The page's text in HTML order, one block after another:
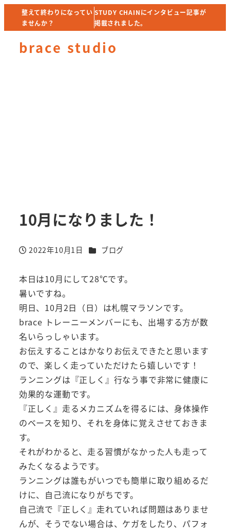
整えて終わりになってい
ませんか？
STUDY CHAINにインタビュー記事が
掲載されました。
brace studio
整えて終わりになってい
ませんか？
STUDY CHAINにインタビュー記事が
掲載されました。
10月になりました！
投稿日
2022年10月1日 カテゴリー
ブログ
本日は10月にして28℃です。
暑いですね。
明日、10月2日（日）は札幌マラソンです。
brace トレーニーメンバーにも、出場する方が数
名いらっしゃいます。
お伝えすることはかなりお伝えできたと思います
ので、楽しく走っていただけたら嬉しいです！
ランニングは『正しく』行なう事で非常に健康に
効果的な運動です。
『正しく』走るメカニズムを得るには、身体操作
のベースを知り、それを身体に覚えさせておきま
す。
それがわかると、走る習慣がなかった人も走って
みたくなるようです。
ランニングは誰もがいつでも簡単に取り組めるだ
けに、自己流になりがちです。
自己流で『正しく』走れていれば問題はありませ
んが、そうでない場合は、ケガをしたり、パフォ